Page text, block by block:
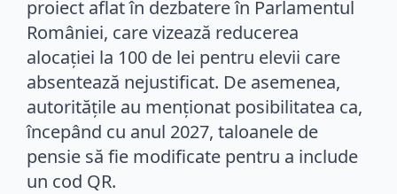
proiect aflat în dezbatere în Parlamentul
României, care vizează reducerea
alocației la 100 de lei pentru elevii care
absentează nejustificat. De asemenea,
autoritățile au menționat posibilitatea ca,
începând cu anul 2027, taloanele de
pensie să fie modificate pentru a include
un cod QR.